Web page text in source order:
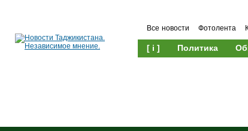
Все новости Фотолента
[ i ] Политика